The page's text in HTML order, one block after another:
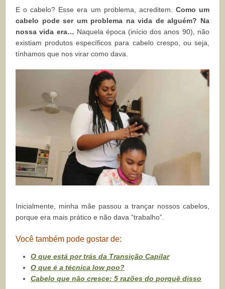
E o cabelo? Esse era um problema, acreditem. Como um
cabelo pode ser um problema na vida de alguém? Na
nossa vida era… Naquela época (início dos anos 90), não
existiam produtos específicos para cabelo crespo, ou seja,
tínhamos que nos virar como dava.
Inicialmente, minha mãe passou a trançar nossos cabelos,
porque era mais prático e não dava “trabalho”.
Você também pode gostar de:
O que está por trás da Transição Capilar
O que é a técnica low poo?
Cabelo que não cresce: 5 razões do porquê disso